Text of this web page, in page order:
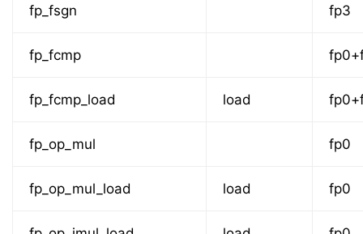
fp_fsgn fp3
fp_fcmp
fp_fcmp_load load
fp_op_mul fp0
fp_op_mul_load load fp0